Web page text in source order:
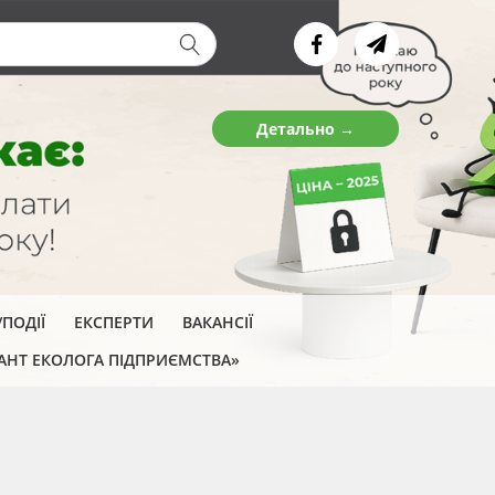
Детально →
форма
ЕКСПЕРТИ
ВАКАНСІЇ
ЕКОЛОГА ПІДПРИЄМСТВА»